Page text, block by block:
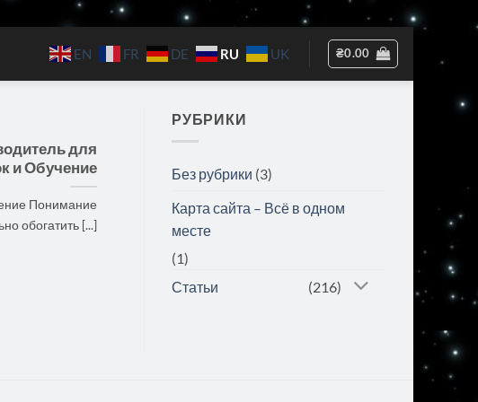
EN FR DE RU UK ₴0.00
для
и Обучение
Понимание
обогатить [...]
РУБРИКИ
Без рубрики (3)
Карта сайта – Всё в одном
месте
(1)
Статьи
(216)